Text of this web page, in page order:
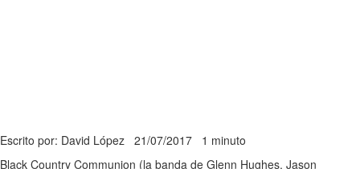
Escrito por: David López 21/07/2017 1 minuto
Black Country Communion (la banda de Glenn Hughes, Jason